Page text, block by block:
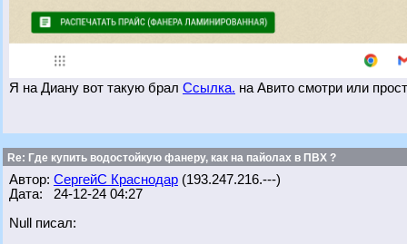
Я на Диану вот такую брал Ссылка. на Авито смотри или
Re: Где купить водостойкую фанеру, как на пайолах в ПВХ ?
Автор: СергейС Краснодар (193.247.216.---)
Дата: 24-12-24 04:27
Null писал: